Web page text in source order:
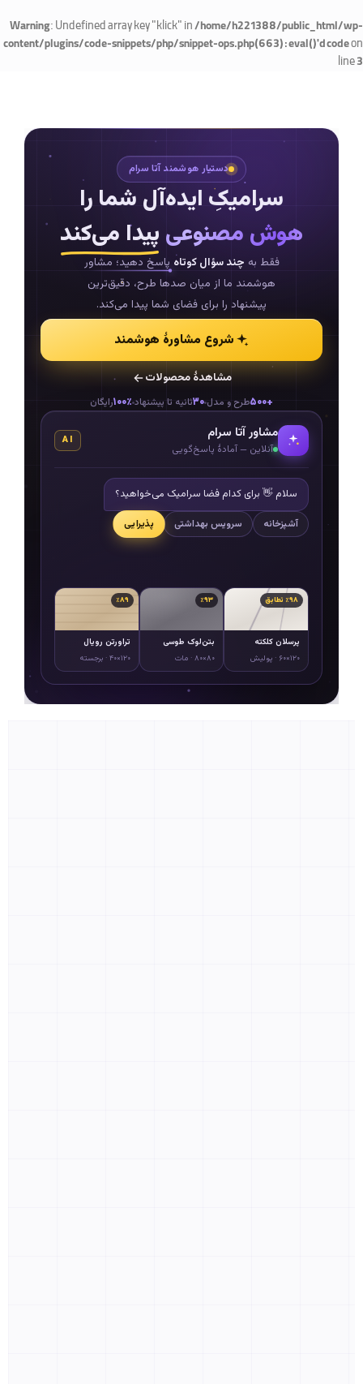
Warning: Undefined array key "klick" in/home/h221388/public_html/wp-
content/plugins/code-snippets/php/snippet-ops.php(663) : eval()'d codeon
line3
دستیار هوشمند آتا سرام
سرامیکِ ایده‌آل شما را
هوش مصنوعی پیدا می‌کند
فقط به چند سؤال کوتاه پاسخ دهید؛ مشاور
هوشمند ما از میان صدها طرح، دقیق‌ترین
پیشنهاد را برای فضای شما پیدا می‌کند.
شروع مشاورهٔ هوشمند
مشاهدهٔ محصولات
+۵۰۰ طرح و مدل ۳۰ثانیه تا پیشنهاد ۱۰۰٪رایگان
مشاور آتا سرام
آنلاین — آمادهٔ پاسخ‌گویی
AI